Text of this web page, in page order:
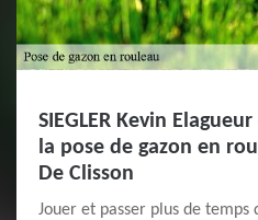
SIEGLER Kevin
la pose de gazon en
De Clisson
Jouer et passer plus de